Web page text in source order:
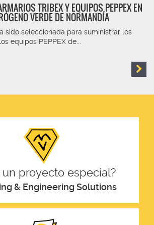
TRIBEX Y EQUIPOS PEPPEX EN
VERDE DE NORMANDÍA
sido seleccionada para suministrar los
equipos PEPPEX de...
un proyecto especial?
& Engineering Solutions